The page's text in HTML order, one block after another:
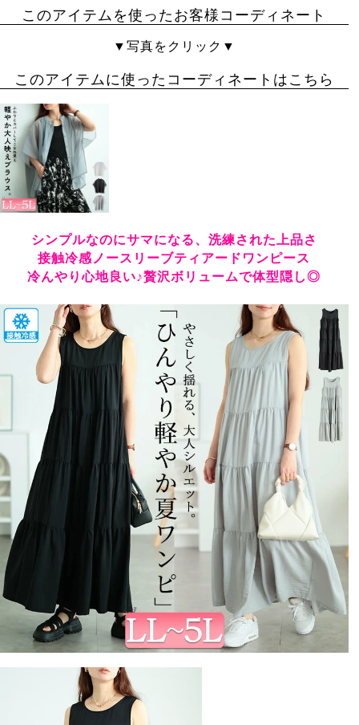
このアイテムを使ったお客様コーディネート
▼写真をクリック▼
このアイテムに使ったコーディネートはこちら
シンプルなのにサマになる、洗練された上品さ
接触冷感ノースリーブティアードワンピース
冷んやり心地良い♪贅沢ボリュームで体型隠し◎